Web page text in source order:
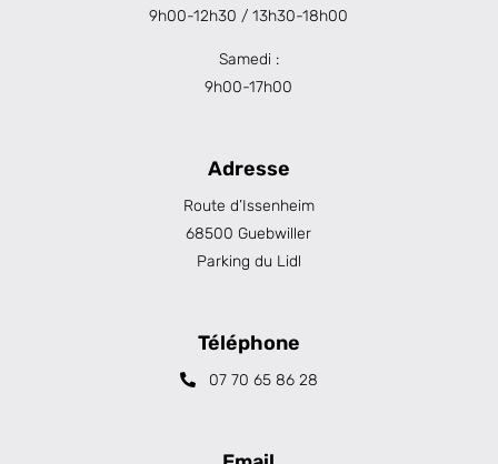
9h00-12h30 / 13h30-18h00
Samedi :
9h00-17h00
Adresse
Route d’Issenheim
68500 Guebwiller
Parking du Lidl
Téléphone
07 70 65 86 28